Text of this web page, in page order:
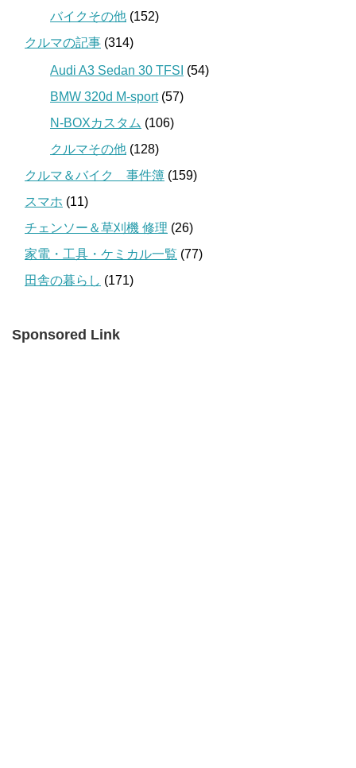
バイクその他 (152)
クルマの記事 (314)
Audi A3 Sedan 30 TFSI (54)
BMW 320d M-sport(57)
N-BOXカスタム (106)
クルマその他 (128)
クルマ＆バイク 事件簿 (159)
スマホ (11)
チェンソー＆草刈機 修理 (26)
家電・工具・ケミカル一覧 (77)
田舎の暮らし (171)
Sponsored Link